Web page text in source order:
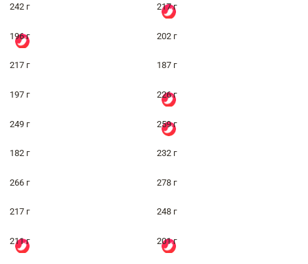
242 г 217 г
196 г 202 г
217 г 187 г
197 г 226 г
249 г 259 г
182 г 232 г
266 г 278 г
217 г 248 г
211 г 201 г